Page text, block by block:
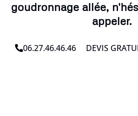
goudronnage allée,
appeler.
06.27.46.46.46 DEVIS